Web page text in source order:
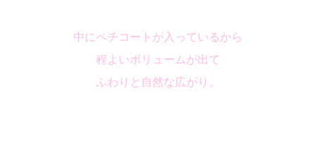
中にペチコートが入っているから
程よいボリュームが出て
ふわりと自然な広がり。